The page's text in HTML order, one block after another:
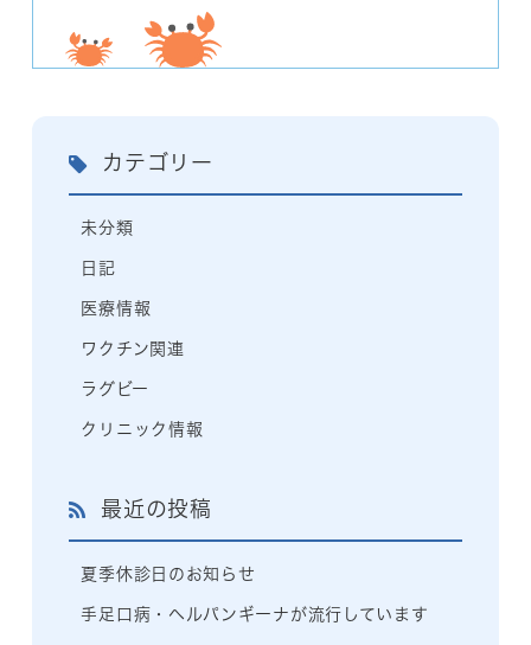
カテゴリー
未分類
日記
医療情報
ワクチン関連
ラグビー
クリニック情報
最近の投稿
夏季休診日のお知らせ
手足口病・ヘルパンギーナが流行しています